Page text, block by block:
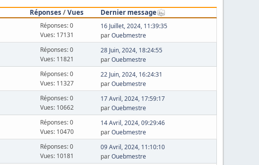
Réponses /Vues
Dernier message
Réponses: 0
Vues: 17131
16 Juillet, 2024, 11:39:35
parOuebmestre
Réponses: 0
Vues: 11821
28 Juin, 2024, 18:24:55
parOuebmestre
Réponses: 0
Vues: 11327
22 Juin, 2024, 16:24:31
parOuebmestre
Réponses: 0
Vues: 10662
17 Avril, 2024, 17:59:17
parOuebmestre
Réponses: 0
Vues: 10470
14 Avril, 2024, 09:29:46
parOuebmestre
Réponses: 0
Vues: 10181
09 Avril, 2024, 11:10:10
parOuebmestre